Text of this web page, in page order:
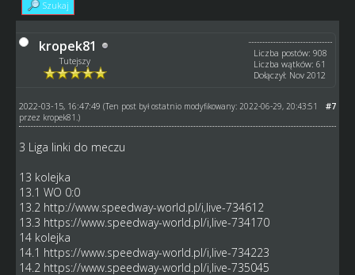
Szukaj
kropek81
Tutejszy
Liczba postów: 908
Liczba wątków: 61
Dołączył: Nov 2012
#7
2022-03-15, 16:47:49 (Ten post był ostatnio modyfikowany: 2022-06-29, 20:43:51
przez kropek81 .)
3 Liga linki do meczu
13 kolejka
13.1 WO 0:0
13.2 http://www.speedway-world.pl/i,live-734612
13.3 https://www.speedway-world.pl/i,live-734170
14 kolejka
14.1 https://www.speedway-world.pl/i,live-734223
14.2 https://www.speedway-world.pl/i,live-735045